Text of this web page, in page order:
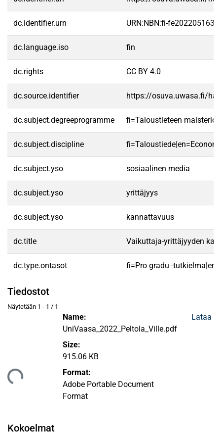
dc.identifier.urn URN:NBN:fi-
dc.language.iso fin
dc.rights CC BY 4.0
dc.source.identifier https://osuva.uwasa.fi/
dc.subject.degreeprogramme fi=Taloustieteen
dc.subject.discipline
dc.subject.yso sosiaalinen media
dc.subject.yso yrittäjyys
dc.subject.yso kannattavuus
dc.title Vaikuttaja-yrittäjyyden
dc.type.ontasot fi=Pro gradu -
Tiedostot
Näytetään 1 - 1 / 1
Name:
UniVaasa_2022_Peltola_Ville.pdf
Size:
915.06 KB
Format:
Adobe Portable Document
Format
Lataa
Kokoelmat